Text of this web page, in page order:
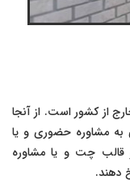
از کشور است. از آنجا
به مشاوره حضوری و یا
قالب چت و یا مشاوره
دهند.